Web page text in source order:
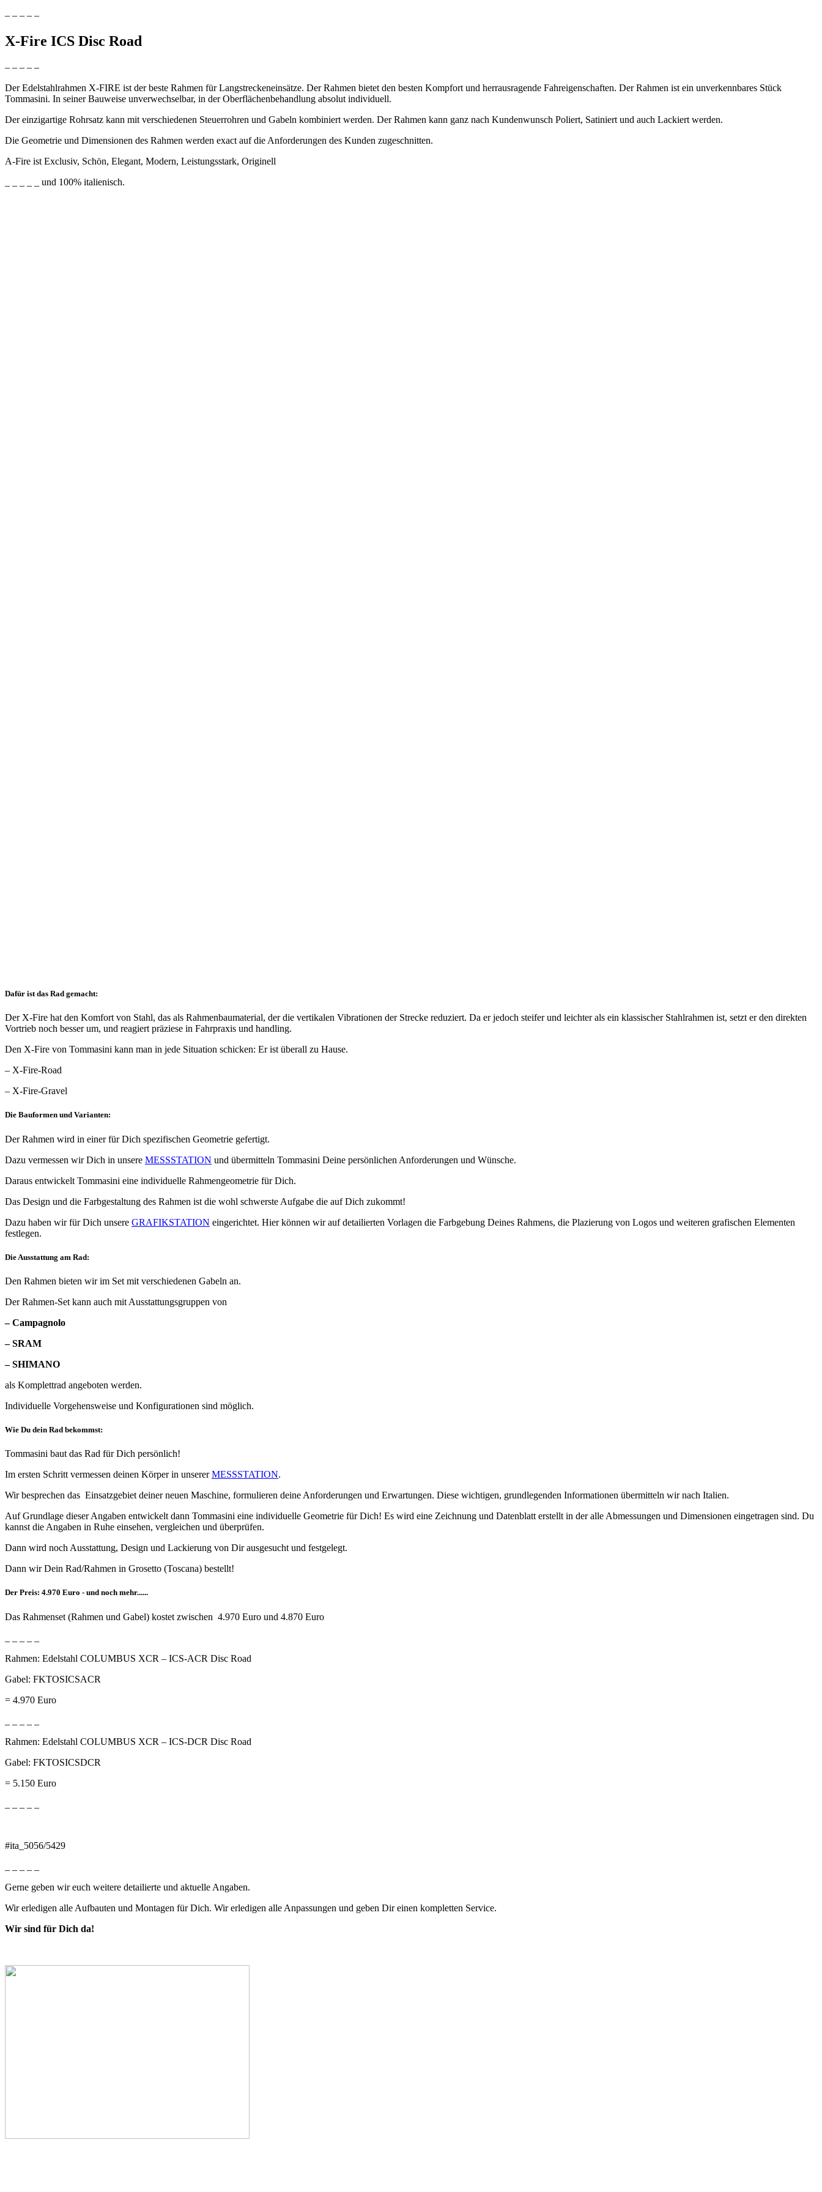
– – – – –
X-Fire ICS Disc Road
– – – – –
Der Edelstahlrahmen X-FIRE ist der beste Rahmen für Langstreckeneinsätze. Der Rahmen bietet den besten Kompfort und herrausragende Fahreigenschaften. Der Rahmen ist ein unverkennbares Stück
Tommasini. In seiner Bauweise unverwechselbar, in der Oberflächenbehandlung absolut individuell.
Der einzigartige Rohrsatz kann mit verschiedenen Steuerrohren und Gabeln kombiniert werden. Der Rahmen kann ganz nach Kundenwunsch Poliert, Satiniert und auch Lackiert werden.
Die Geometrie und Dimensionen des Rahmen werden exact auf die Anforderungen des Kunden zugeschnitten.
A-Fire ist Exclusiv, Schön, Elegant, Modern, Leistungsstark, Originell
_ _ _ _ _ und 100% italienisch.
Dafür ist das Rad gemacht:
Der X-Fire hat den Komfort von Stahl, das als Rahmenbaumaterial, der die vertikalen Vibrationen der Strecke reduziert. Da er jedoch steifer und leichter als ein klassischer Stahlrahmen ist, setzt er den direkten
Vortrieb noch besser um, und reagiert präziese in Fahrpraxis und handling.
Den X-Fire von Tommasini kann man in jede Situation schicken: Er ist überall zu Hause.
– X-Fire-Road
– X-Fire-Gravel
Die Bauformen und Varianten:
Der Rahmen wird in einer für Dich spezifischen Geometrie gefertigt.
Dazu vermessen wir Dich in unsere MESSSTATION und übermitteln Tommasini Deine persönlichen Anforderungen und Wünsche.
Daraus entwickelt Tommasini eine individuelle Rahmengeometrie für Dich.
Das Design und die Farbgestaltung des Rahmen ist die wohl schwerste Aufgabe die auf Dich zukommt!
Dazu haben wir für Dich unsere GRAFIKSTATION eingerichtet. Hier können wir auf detailierten Vorlagen die Farbgebung Deines Rahmens, die Plazierung von Logos und weiteren grafischen Elementen
festlegen.
Die Ausstattung am Rad:
Den Rahmen bieten wir im Set mit verschiedenen Gabeln an.
Der Rahmen-Set kann auch mit Ausstattungsgruppen von
– Campagnolo
– SRAM
– SHIMANO
als Komplettrad angeboten werden.
Individuelle Vorgehensweise und Konfigurationen sind möglich.
Wie Du dein Rad bekommst:
Tommasini baut das Rad für Dich persönlich!
Im ersten Schritt vermessen deinen Körper in unsererMESSSTATION.
Wir besprechen das Einsatzgebiet deiner neuen Maschine, formulieren deine Anforderungen und Erwartungen. Diese wichtigen, grundlegenden Informationen übermitteln wir nach Italien.
Auf Grundlage dieser Angaben entwickelt dann Tommasini eine individuelle Geometrie für Dich! Es wird eine Zeichnung und Datenblatt erstellt in der alle Abmessungen und Dimensionen eingetragen sind. Du
kannst die Angaben in Ruhe einsehen, vergleichen und überprüfen.
Dann wird noch Ausstattung, Design und Lackierung von Dir ausgesucht und festgelegt.
Dann wir Dein Rad/Rahmen in Grosetto (Toscana) bestellt!
Der Preis: 4.970 Euro - und noch mehr......
Das Rahmenset (Rahmen und Gabel) kostet zwischen 4.970 Euro und 4.870 Euro
Rahmen: Edelstahl COLUMBUS XCR – ICS-ACR Disc Road
Gabel: FKTOSICSACR
= 4.970 Euro
Rahmen: Edelstahl COLUMBUS XCR – ICS-DCR Disc Road
Gabel: FKTOSICSDCR
= 5.150 Euro
#ita_5056/5429
Gerne geben wir euch weitere detailierte und aktuelle Angaben.
Wir erledigen alle Aufbauten und Montagen für Dich. Wir erledigen alle Anpassungen und geben Dir einen kompletten Service.
Wir sind für Dich da!